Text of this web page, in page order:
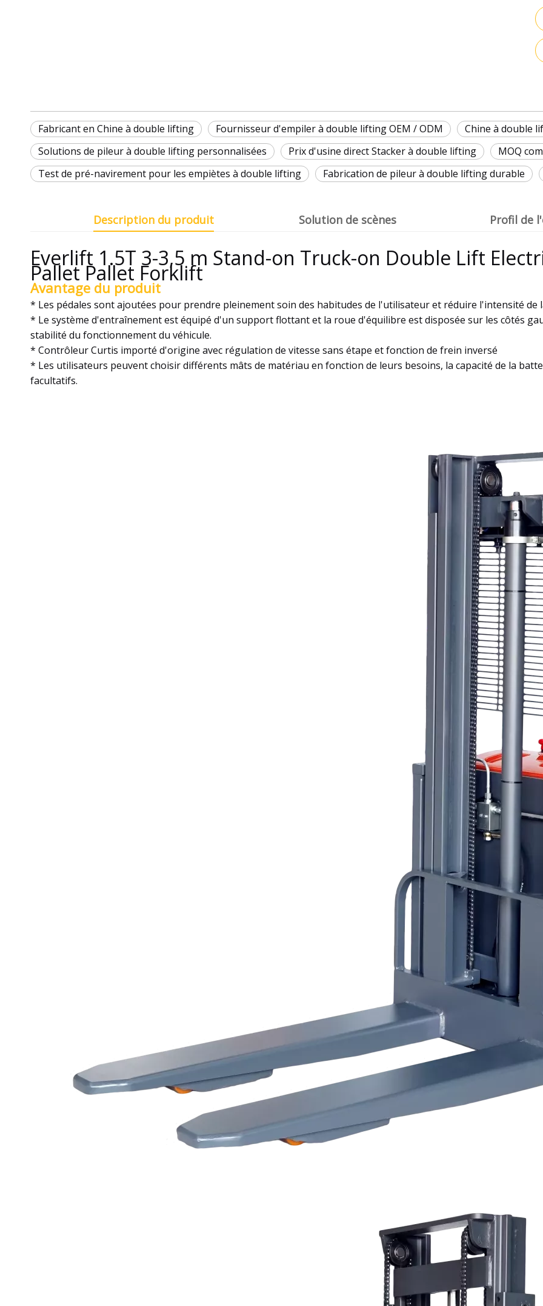
Fabricant en Chine à double lifting Fournisseur d'empiler à double lifting OEM / ODM
Chine à double
Solutions de pileur à double lifting personnalisées
Prix ​​d'usine direct Stacker à double lifting
MOQ
Test de pré-navirement pour les empiètes à double lifting
Fabrication de pileur à double lifting durable
Description du produit Solution de scènes Profil de
Everlift 1.5T 3-3,5 m Stand-on Truck-on Double Lift
Pallet Pallet Forklift
Avantage du produit
* Les pédales sont ajoutées pour prendre pleinement soin des habitudes de l'utilisateur et réduire l'intensité
* Le système d'entraînement est équipé d'un support flottant et la roue d'équilibre est disposée sur les côtés
stabilité du fonctionnement du véhicule.
* Contrôleur Curtis importé d'origine avec régulation de vitesse sans étape et fonction de frein inversé
* Les utilisateurs peuvent choisir différents mâts de matériau en fonction de leurs besoins, la capacité de la
facultatifs.